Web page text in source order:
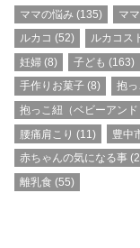
ママの悩み (135) マ
ルカコ (52) ルカコス
妊婦 (8) 子ども (163)
手作りお菓子 (8) 抱っ
抱っこ紐（ベビーアンド
腰痛肩こり (11) 豊中
赤ちゃんの気になる事
離乳食 (55)